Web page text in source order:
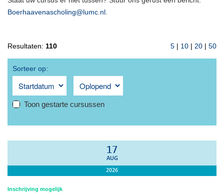
Boerhaavenascholing@lumc.nl
Resultaten: 110 5 | 10 | 20 | 50
Sorteer op:
Toon gestarte cursussen
17
AUG
2026
Inschrijving mogelijk